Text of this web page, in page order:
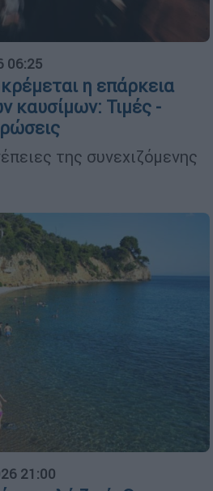
06:25
η επάρκεια
καυσίμων: Τιμές -
της συνεχιζόμενης
21:00